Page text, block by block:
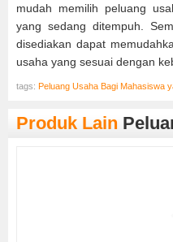
mudah memilih peluang
yang sedang ditempuh.
disediakan dapat
usaha yang sesuai dengan
tags: Peluang Usaha Bagi Mahasiswa
Produk Lain